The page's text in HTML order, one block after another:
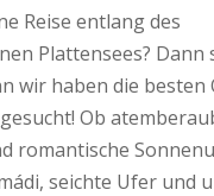
Reise entlang des
Plattensees? Dann
wir haben die
Ob
romantische
seichte Ufer und